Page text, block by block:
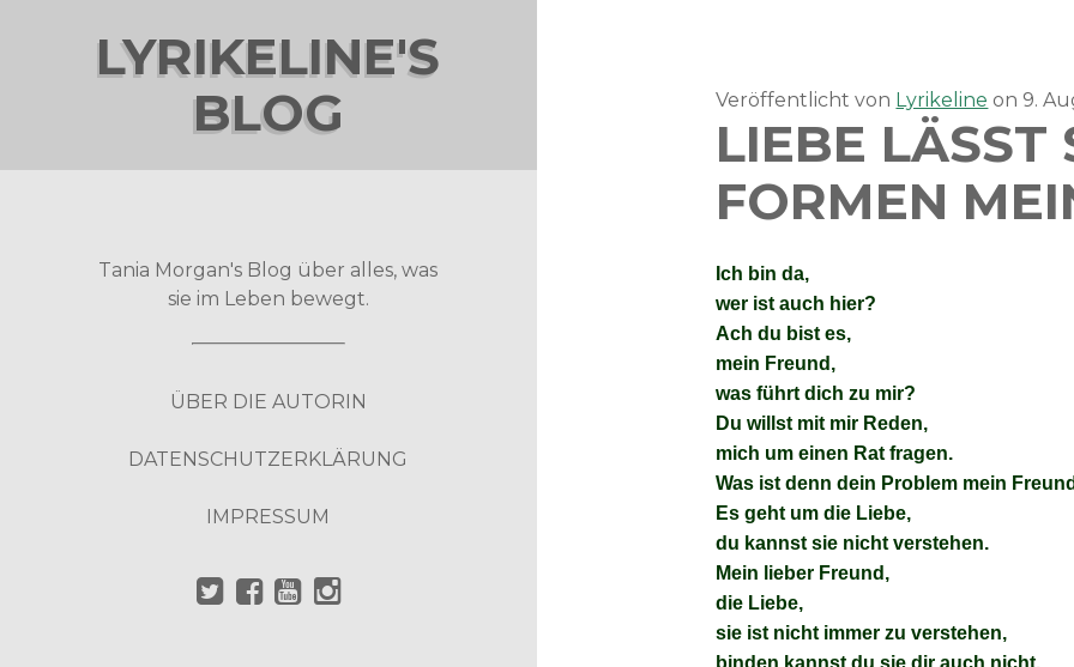
LYRIKELINE'S
BLOG
Tania Morgan's Blog über alles, was
sie im Leben bewegt.
ÜBER DIE AUTORIN
DATENSCHUTZERKLÄRUNG
IMPRESSUM
Veröffentlicht von Lyrikeline on 9.
LIEBE LÄSST
FORMEN
Ich bin da,
wer ist auch hier?
Ach du bist es,
mein Freund,
was führt dich zu mir?
Du willst mit mir Reden,
mich um einen Rat fragen.
Was ist denn dein Problem mein
Es geht um die Liebe,
du kannst sie nicht verstehen.
Mein lieber Freund,
die Liebe,
sie ist nicht immer zu verstehen,
binden kannst du sie dir auch nicht.